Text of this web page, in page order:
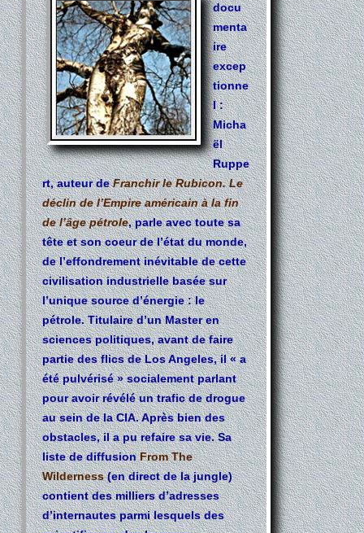
docu
menta
ire
excep
tionne
l :
Micha
ël
Ruppe
rt, auteur deFranchir le Rubicon. Le
déclin de l’Empire américain à la fin
de l’âge pétrole, parle avec toute sa
tête et son coeur de l’état du monde,
de l’effondrement inévitable de cette
civilisation industrielle basée sur
l’unique source d’énergie : le
pétrole. Titulaire d’un Master en
sciences politiques, avant de faire
partie des flics de Los Angeles, il « a
été pulvérisé » socialement parlant
pour avoir révélé un trafic de drogue
au sein de la CIA. Après bien des
obstacles, il a pu refaire sa vie. Sa
liste de diffusionFrom The
Wilderness(en direct de la jungle)
contient des milliers d’adresses
d’internautes parmi lesquels des